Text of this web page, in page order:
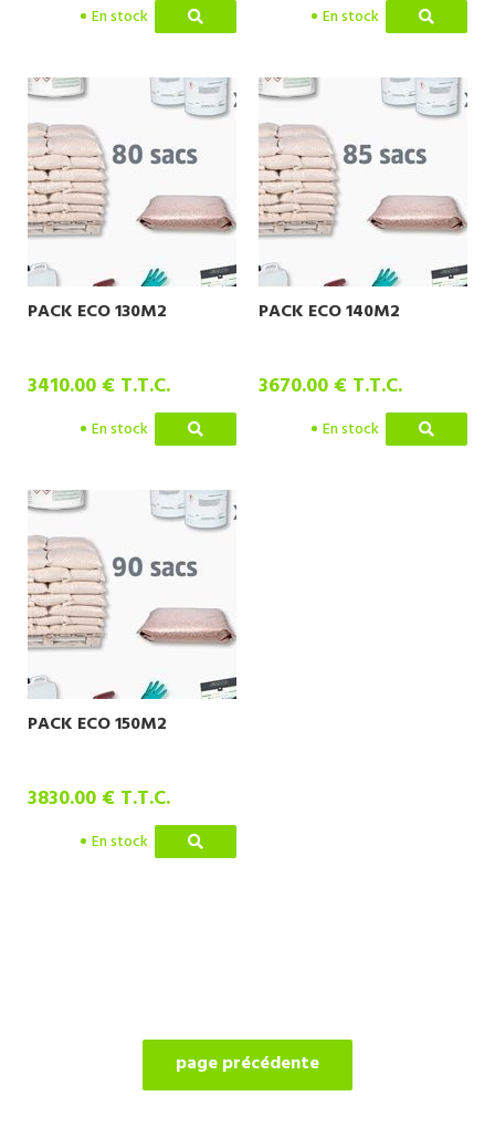
En stock En stock
PACK ECO 130M2
3410.00 € T.T.C.
En stock
PACK ECO 140M2
3670.00 € T.T.C.
En stock
PACK ECO 150M2
3830.00 € T.T.C.
En stock